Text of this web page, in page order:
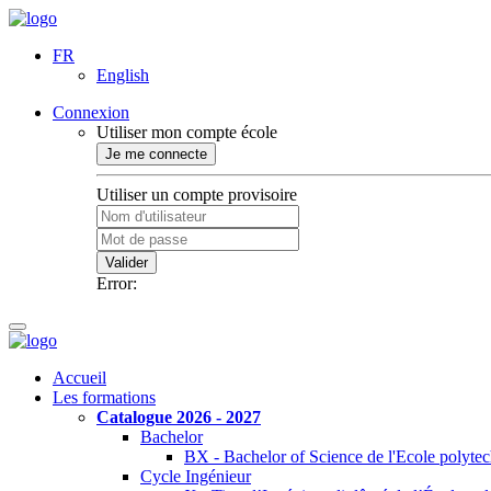
FR
English
Connexion
Utiliser mon compte école
Je me connecte
Utiliser un compte provisoire
Valider
Error:
Accueil
Les formations
Catalogue 2026 - 2027
Bachelor
BX - Bachelor of Science de l'Ecole
Cycle Ingénieur